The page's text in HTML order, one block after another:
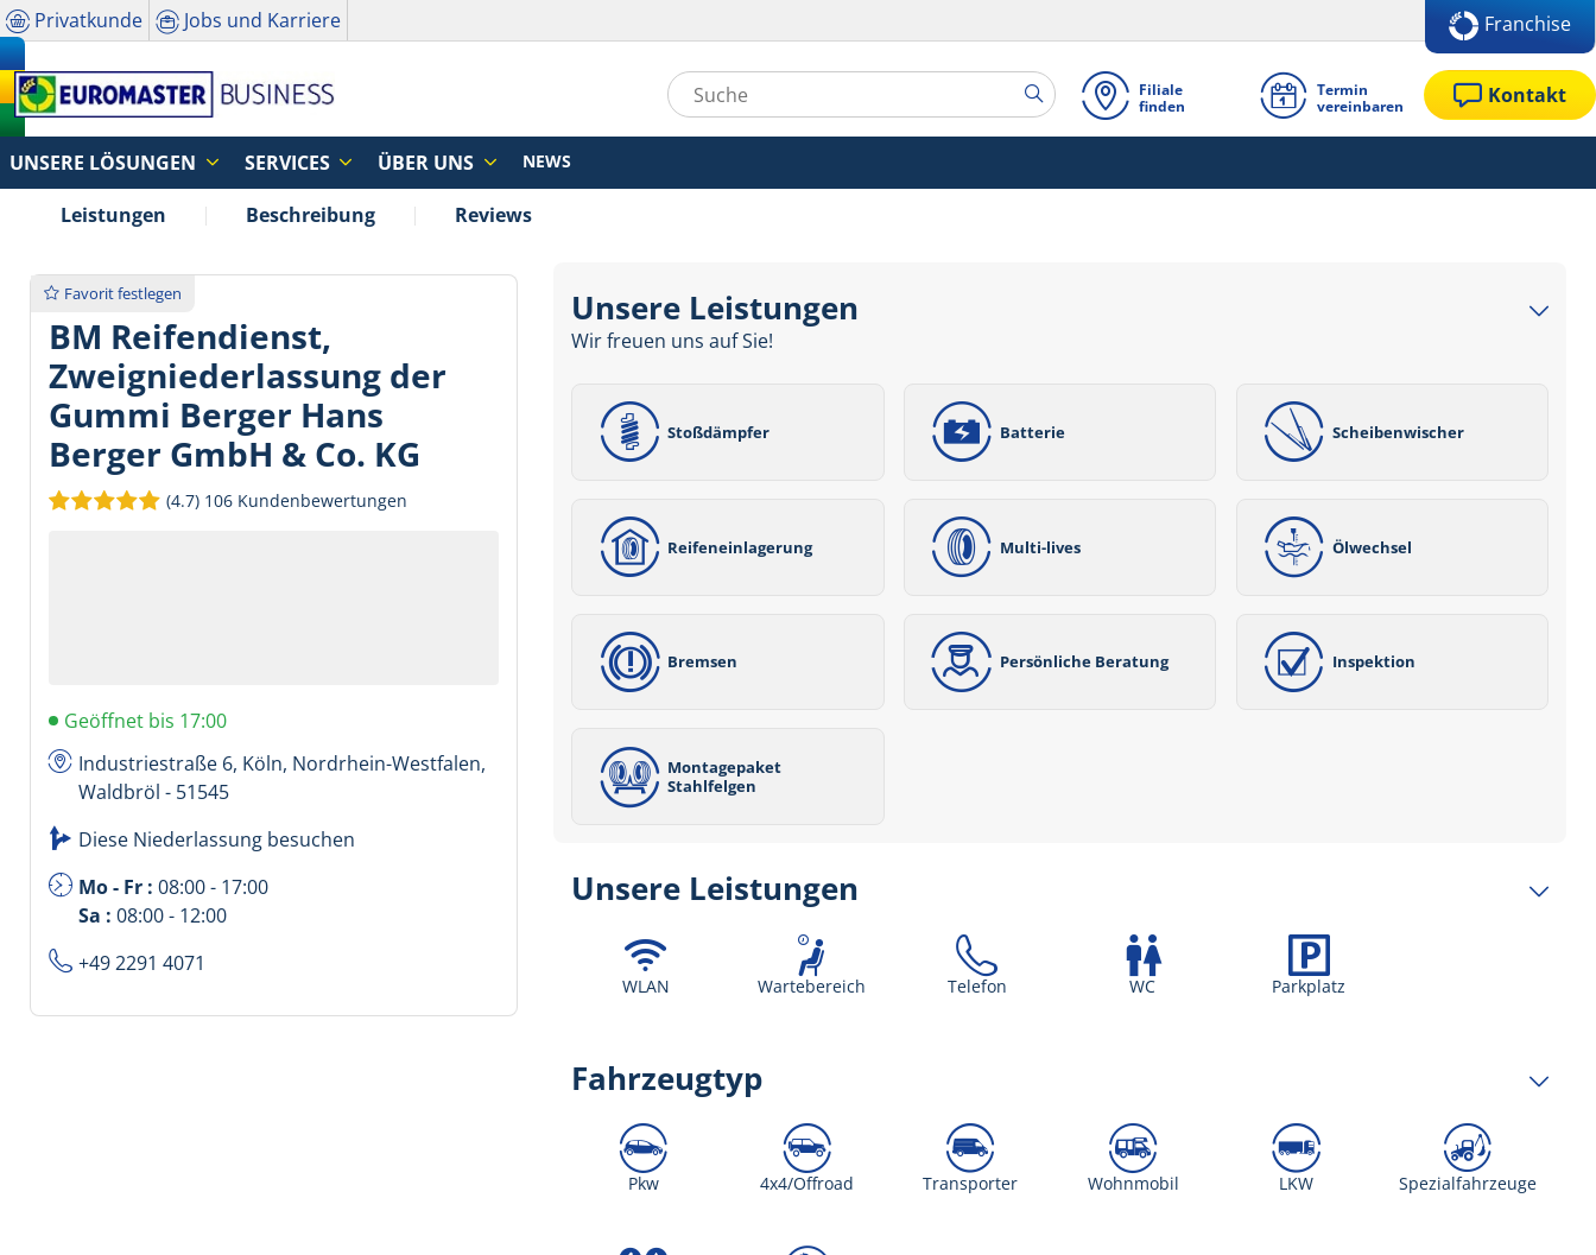
Privatkunde Jobs und Karriere Franchise
Filiale
finden
Termin
vereinbaren
Kontakt
UNSERE LÖSUNGEN SERVICES ÜBER UNS NEWS
Leistungen Beschreibung Reviews
Favorit festlegen
BM Reifendienst,
Zweigniederlassung der
Gummi Berger Hans
Berger GmbH & Co. KG
(4.7) 106 Kundenbewertungen
Geöffnet bis 17:00
Industriestraße 6, Köln, Nordrhein-Westfalen,
Waldbröl - 51545
Diese Niederlassung besuchen
Mo - Fr : 08:00 - 17:00
Sa : 08:00 - 12:00
+49 2291 4071
Unsere Leistungen
Wir freuen uns auf Sie!
Stoßdämpfer Batterie Scheibenwischer
Reifeneinlagerung Multi-lives Ölwechsel
Bremsen Persönliche Beratung Inspektion
Montagepaket
Stahlfelgen
Unsere Leistungen
WLAN Wartebereich Telefon WC Parkplatz
Fahrzeugtyp
Pkw 4x4/Offroad Transporter Wohnmobil LKW Spezialfahrzeuge